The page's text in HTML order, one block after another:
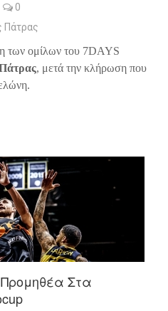
0
Πάτρας
των ομίλων του 7DAYS
, μετά την κλήρωση που
Προμηθέα Στα